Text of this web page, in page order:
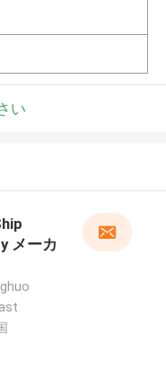
い
メーカ